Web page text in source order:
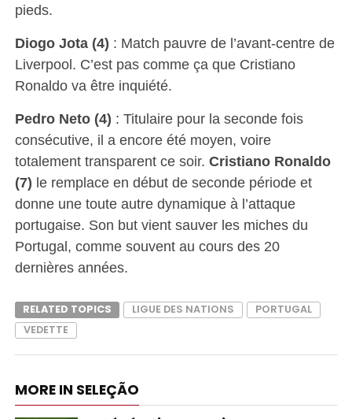
pieds.
Diogo Jota (4) : Match pauvre de l’avant-centre de
Liverpool. C’est pas comme ça que Cristiano
Ronaldo va être inquiété.
Pedro Neto (4) : Titulaire pour la seconde fois
consécutive, il a encore été moyen, voire
totalement transparent ce soir. Cristiano Ronaldo
(7) le remplace en début de seconde période et
donne une toute autre dynamique à l’attaque
portugaise. Son but vient sauver les miches du
Portugal, comme souvent au cours des 20
dernières années.
RELATED TOPICS LIGUE DES NATIONS
PORTUGAL
VEDETTE
MORE IN SELEÇÃO